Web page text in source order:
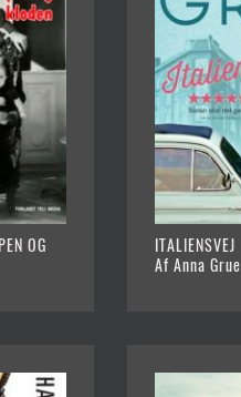
OG
ITALIENSVEJ
Af Anna Grue